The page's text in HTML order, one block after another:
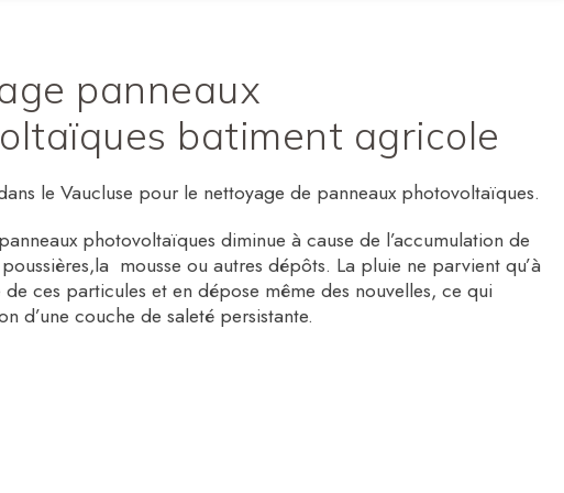
panneaux
batiment agricole
le Vaucluse pour le nettoyage de panneaux photovoltaïques.
photovoltaïques diminue à cause de l’accumulation de
mousse ou autres dépôts. La pluie ne parvient qu’à
ces particules et en dépose même des nouvelles, ce qui
d’une couche de saleté persistante.